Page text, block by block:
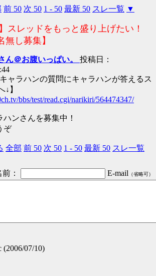
前 50 次 50 1 - 50 最新 50 スレ一覧 ▼
スレッドをもっと盛り上げたい！
無し募集】
ん＠お腹いっぱい。 投稿日：
キャラハンの質問にキャラハンが答えるス
↓】
bbs/test/read.cgi/narikiri/564474347/
ンさんを募集中！
ぞ
全部 前 50 次 50 1 - 50 最新 50 スレ一覧
前：
E-mail （省略可）
(2006/07/10)